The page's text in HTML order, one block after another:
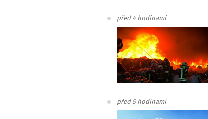
před 4 hodinami
před 5 hodinami